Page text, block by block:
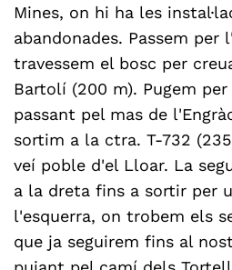
Mines, on hi ha les
abandonades. Passem per
travessem el bosc per
Bartolí (200 m). Pugem
passant pel mas de
sortim a la ctra. T-732
veí poble d'el Lloar. La
a la dreta fins a sortir per
l'esquerra, on trobem els
que ja seguirem fins al